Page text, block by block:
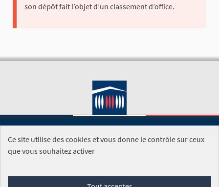
son dépôt fait l’objet d’un classement d’office.
SITE DE L'ASSEMBLÉE NATIONALE
Foire aux questions
Ce site utilise des cookies et vous donne le contrôle sur ceux
que vous souhaitez activer